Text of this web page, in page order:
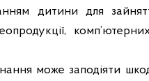
дитини для
може заподіяти